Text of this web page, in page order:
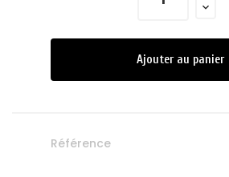
Ajouter au panier
Référence